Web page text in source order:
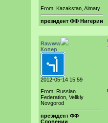
From: Kazakstan, Almaty
президент ФФ Нигерии
Rawww
Копер
2012-05-14 15:59
From: Russian
Federation, Velikiy
Novgorod
президент ФФ
Словении